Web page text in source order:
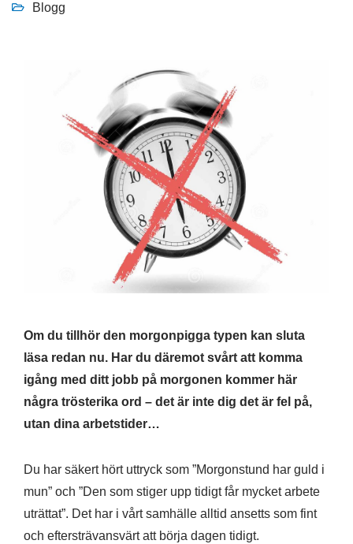
Blogg
Om du tillhör den morgonpigga typen kan sluta
läsa redan nu. Har du däremot svårt att komma
igång med ditt jobb på morgonen kommer här
några trösterika ord – det är inte dig det är fel på,
utan dina arbetstider…
Du har säkert hört uttryck som ”Morgonstund har guld i
mun” och ”Den som stiger upp tidigt får mycket arbete
uträttat”. Det har i vårt samhälle alltid ansetts som fint
och eftersträvansvärt att börja dagen tidigt.